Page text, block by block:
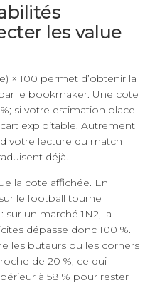
les value
× 100 permet d’obtenir la
le bookmaker. Une cote
si votre estimation place
exploitable. Autrement
votre lecture du match
déjà.
la cote affichée. En
le football tourne
sur un marché 1N2, la
dépasse donc 100 %.
les buteurs ou les corners
de 20 %, ce qui
à 58 % pour rester